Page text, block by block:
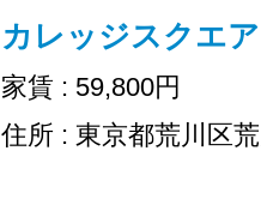
カレッジスクエ
家賃 : 59,800円
住所 : 東京都荒川区